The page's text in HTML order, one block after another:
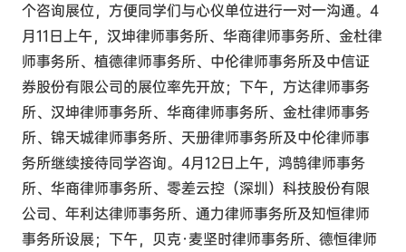
个咨询展位，方便同学们与心仪单位进行一对一沟通。4
月11日上午，汉坤律师事务所、华商律师事务所、金杜律
师事务所、植德律师事务所、中伦律师事务所及中信证
券股份有限公司的展位率先开放；下午，方达律师事务
所、汉坤律师事务所、华商律师事务所、金杜律师事务
所、锦天城律师事务所、天册律师事务所及中伦律师事
务所继续接待同学咨询。4月12日上午，鸿鹄律师事务
所、华商律师事务所、零差云控（深圳）科技股份有限
公司、年利达律师事务所、通力律师事务所及知恒律师
事务所设展；下午，贝克·麦坚时律师事务所、德恒律师